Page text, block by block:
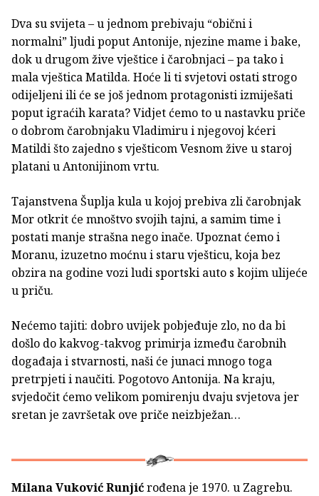
Dva su svijeta – u jednom prebivaju “obični i
normalni” ljudi poput Antonije, njezine mame i bake,
dok u drugom žive vještice i čarobnjaci – pa tako i
mala vještica Matilda. Hoće li ti svjetovi ostati strogo
odijeljeni ili će se još jednom protagonisti izmiješati
poput igraćih karata? Vidjet ćemo to u nastavku priče
o dobrom čarobnjaku Vladimiru i njegovoj kćeri
Matildi što zajedno s vješticom Vesnom žive u staroj
platani u Antonijinom vrtu.
Tajanstvena Šuplja kula u kojoj prebiva zli čarobnjak
Mor otkrit će mnoštvo svojih tajni, a samim time i
postati manje strašna nego inače. Upoznat ćemo i
Moranu, izuzetno moćnu i staru vješticu, koja bez
obzira na godine vozi ludi sportski auto s kojim ulijeće
u priču.
Nećemo tajiti: dobro uvijek pobjeđuje zlo, no da bi
došlo do kakvog-takvog primirja između čarobnih
događaja i stvarnosti, naši će junaci mnogo toga
pretrpjeti i naučiti. Pogotovo Antonija. Na kraju,
svjedočit ćemo velikom pomirenju dvaju svjetova jer
sretan je završetak ove priče neizbježan…
Milana Vuković Runjićrođena je 1970. u Zagrebu.